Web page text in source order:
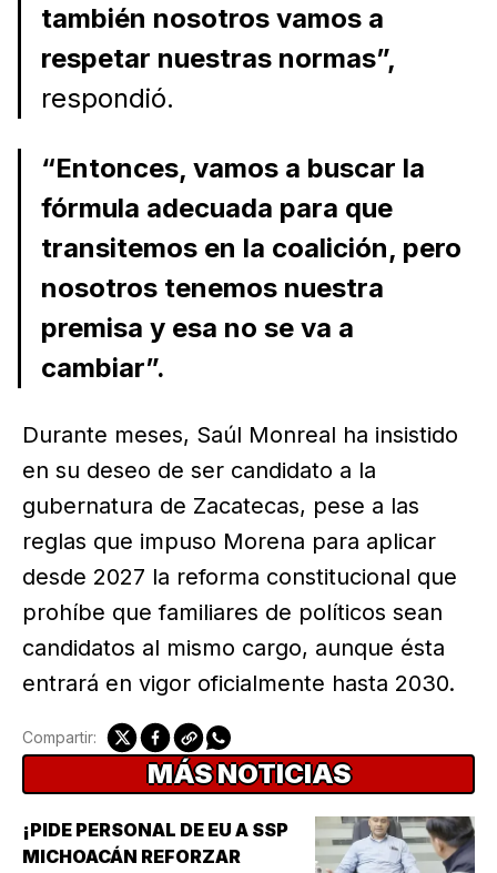
también nosotros vamos a
respetar nuestras normas”,
respondió.
“Entonces, vamos a buscar la
fórmula adecuada para que
transitemos en la coalición, pero
nosotros tenemos nuestra
premisa y esa no se va a
cambiar”.
Durante meses, Saúl Monreal ha insistido
en su deseo de ser candidato a la
gubernatura de Zacatecas, pese a las
reglas que impuso Morena para aplicar
desde 2027 la reforma constitucional que
prohíbe que familiares de políticos sean
candidatos al mismo cargo, aunque ésta
entrará en vigor oficialmente hasta 2030.
Compartir:
MÁS NOTICIAS
¡PIDE PERSONAL DE EU A SSP
MICHOACÁN REFORZAR